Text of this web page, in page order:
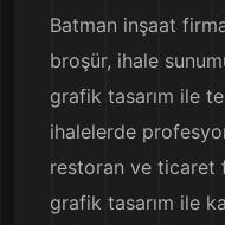
Batman inşaat
broşür, ihale
grafik tasarım ile
ihalelerde
restoran ve ticaret
grafik tasarım ile